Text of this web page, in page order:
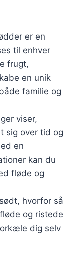
er en
til enhver
frugt,
en unik
familie og
viser,
sig over tid og
en
kan du
fløde og
hvorfor så
og ristede
dig selv